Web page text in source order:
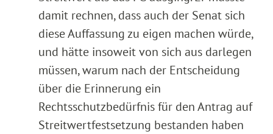
damit rechnen, dass auch der Senat sich
diese Auffassung zu eigen machen würde,
und hätte insoweit von sich aus darlegen
müssen, warum nach der Entscheidung
über die Erinnerung ein
Rechtsschutzbedürfnis für den Antrag auf
Streitwertfestsetzung bestanden haben